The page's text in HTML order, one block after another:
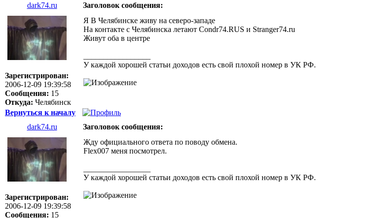
dark74.ru
Заголовок сообщения:
Зарегистрирован:
2006-12-09 19:39:58
Сообщения: 15
Откуда: Челябинск
Я В Челябинске живу на северо-западе
На контакте с Челябинска летают Condr74.RUS и Stranger74.ru
Живут оба в центре
У каждой хорошей статьи доходов есть свой плохой номер в УК РФ.
Вернуться к началу
dark74.ru
Заголовок сообщения:
Зарегистрирован:
2006-12-09 19:39:58
Сообщения: 15
Жду официального ответа по поводу обмена.
Flex007 меня посмотрел.
У каждой хорошей статьи доходов есть свой плохой номер в УК РФ.